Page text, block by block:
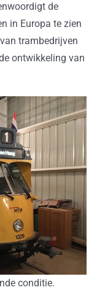
de
in Europa te zien
trambedrijven
ontwikkeling van
conditie.